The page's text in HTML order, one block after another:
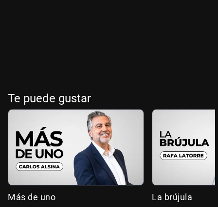
Te puede gustar
Más de uno La brújula